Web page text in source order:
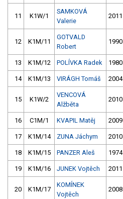
11 K1W/1
SAMKOVÁ
Valerie
2011
12 K1M/11
GOTVALD
Robert
1990
13 K1M/12 POLÍVKA Radek 1980
14 K1M/13 VIRÁGH Tomáš 2004
15 K1W/2
VENCOVÁ
Alžběta
2010
16 C1M/1 KVAPIL Matěj 2009
17 K1M/14 ZUNA Jáchym 2010
18 K1M/15 PANZER Aleš 1974
19 K1M/16 JUNEK Vojtěch 2011
20 K1M/17
KOMÍNEK
Vojtěch
2008